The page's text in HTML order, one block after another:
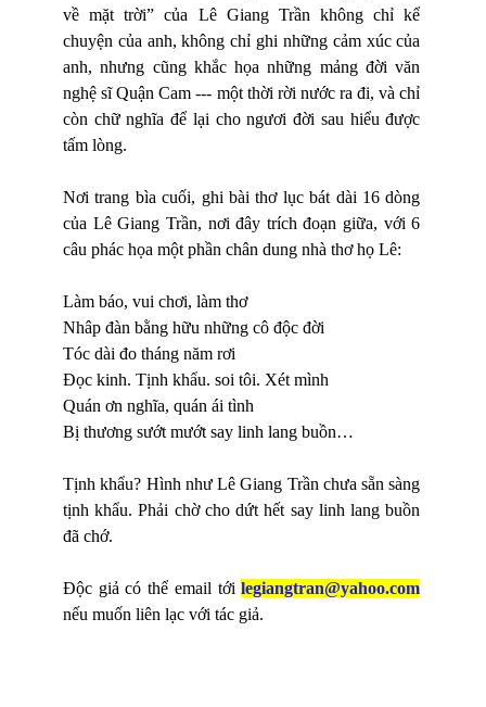
về mặt trời” của Lê Giang Trần không chỉ kể
chuyện của anh, không chỉ ghi những cảm xúc của
anh, nhưng cũng khắc họa những mảng đời văn
nghệ sĩ Quận Cam --- một thời rời nước ra đi, và chỉ
còn chữ nghĩa để lại cho ngươi đời sau hiểu được
tấm lòng.
Nơi trang bìa cuối, ghi bài thơ lục bát dài 16 dòng
của Lê Giang Trần, nơi đây trích đoạn giữa, với 6
câu phác họa một phần chân dung nhà thơ họ Lê:
Làm báo, vui chơi, làm thơ
Nhâp đàn bằng hữu những cô độc đời
Tóc dài đo tháng năm rơi
Đọc kinh. Tịnh khẩu. soi tôi. Xét mình
Quán ơn nghĩa, quán ái tình
Bị thương sướt mướt say linh lang buồn…
Tịnh khẩu? Hình như Lê Giang Trần chưa sẵn sàng
tịnh khẩu. Phải chờ cho dứt hết say linh lang buồn
đã chớ.
Độc giả có thể email tớilegiangtran@yahoo.com
nếu muốn liên lạc với tác giả.